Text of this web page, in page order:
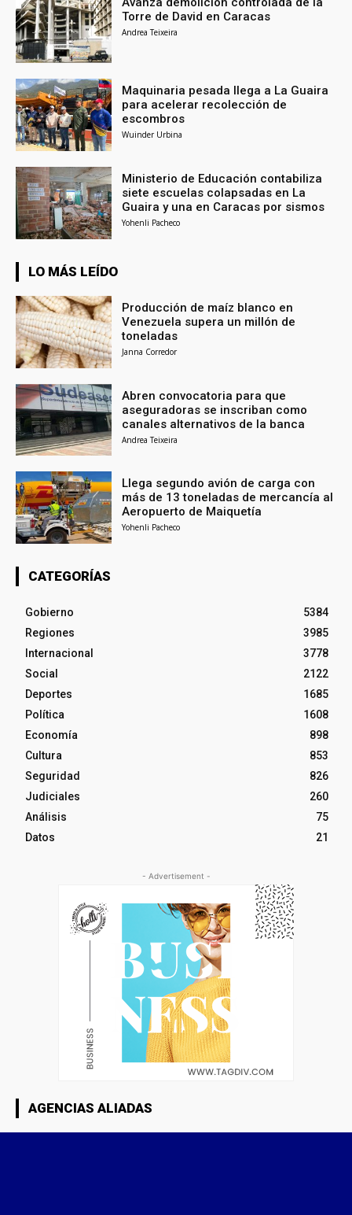
Torre de David en Caracas
Andrea Teixeira
Maquinaria pesada llega a La Guaira
para acelerar recolección de
escombros
Wuinder Urbina
Ministerio de Educación contabiliza
siete escuelas colapsadas en La
Guaira y una en Caracas por sismos
Yohenli Pacheco
LO MÁS LEÍDO
Producción de maíz blanco en
Venezuela supera un millón de
toneladas
Janna Corredor
Abren convocatoria para que
aseguradoras se inscriban como
canales alternativos de la banca
Andrea Teixeira
Llega segundo avión de carga con
más de 13 toneladas de mercancía al
Aeropuerto de Maiquetía
Yohenli Pacheco
CATEGORÍAS
Gobierno
5384
Regiones
3985
Internacional
3778
Social
2122
Deportes
1685
Política
1608
Economía
898
Cultura
853
Seguridad
826
Judiciales
260
Análisis
75
Datos
21
- Advertisement -
AGENCIAS ALIADAS